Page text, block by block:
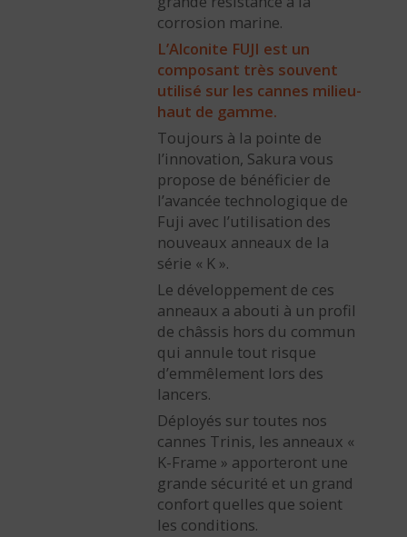
corrosion marine.
L’Alconite FUJI est un
composant très souvent
utilisé sur les cannes milieu-
haut de gamme.
Toujours à la pointe de
l’innovation, Sakura vous
propose de bénéficier de
l’avancée technologique de
Fuji avec l’utilisation des
nouveaux anneaux de la
série « K ».
Le développement de ces
anneaux a abouti à un profil
de châssis hors du commun
qui annule tout risque
d’emmêlement lors des
lancers.
Déployés sur toutes nos
cannes Trinis, les anneaux «
K-Frame » apporteront une
grande sécurité et un grand
confort quelles que soient
les conditions.